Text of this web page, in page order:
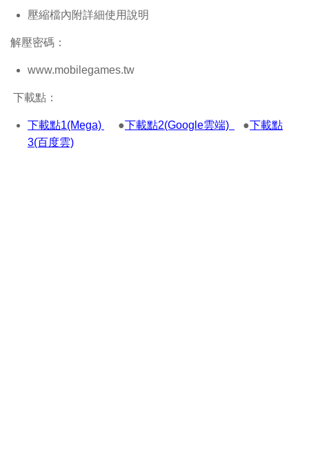
壓縮檔內附詳細使用說明
解壓密碼：
www.mobilegames.tw
下載點：
下載點1(Mega) ●下載點2(Google雲端) ●下載點
3(百度雲)